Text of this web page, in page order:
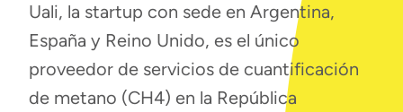
Uali, la startup con sede en Argentina,
España y Reino Unido, es el único
proveedor de servicios de cuantificación
de metano (CH4) en la República